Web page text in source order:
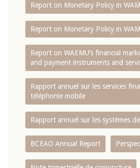
Report on Monetary Policy in
Report on Monetary Policy in
Report on WAEMU’s financial
and payment instruments and
Rapport annuel sur les services
téléphonie mobile
Rapport annuel sur les systèmes
BCEAO Annual Report